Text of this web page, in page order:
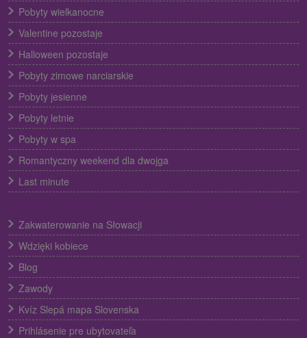
Pobyty wielkanocne
Valentine pozostaje
Halloween pozostaje
Pobyty zimowe narciarskie
Pobyty jesienne
Pobyty letnie
Pobyty w spa
Romantyczny weekend dla dwojga
Last minute
Zakwaterowanie na Słowacji
Wdzięki kobiece
Blog
Zawody
Kvíz Slepá mapa Slovenska
Prihlásenie pre ubytovateľa